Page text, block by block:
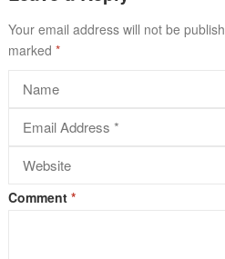
Your email address will not be
marked *
Comment *